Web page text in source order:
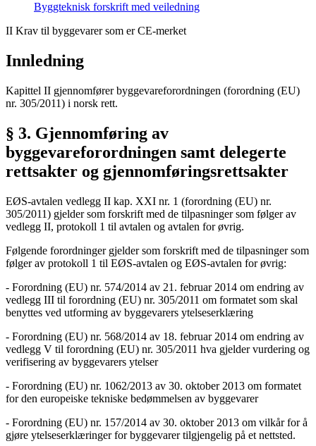
Byggteknisk forskrift med veiledning
II Krav til byggevarer som er CE-merket
Innledning
Kapittel II gjennomfører byggevareforordningen (forordning (EU)
nr. 305/2011) i norsk rett.
§ 3. Gjennomføring av
byggevareforordningen samt delegerte
rettsakter og gjennomføringsrettsakter
EØS-avtalen vedlegg II kap. XXI nr. 1 (forordning (EU) nr.
305/2011) gjelder som forskrift med de tilpasninger som følger av
vedlegg II, protokoll 1 til avtalen og avtalen for øvrig.
Følgende forordninger gjelder som forskrift med de tilpasninger som
følger av protokoll 1 til EØS-avtalen og EØS-avtalen for øvrig:
- Forordning (EU) nr. 574/2014 av 21. februar 2014 om endring av
vedlegg III til forordning (EU) nr. 305/2011 om formatet som skal
benyttes ved utforming av byggevarers ytelseserklæring
- Forordning (EU) nr. 568/2014 av 18. februar 2014 om endring av
vedlegg V til forordning (EU) nr. 305/2011 hva gjelder vurdering og
verifisering av byggevarers ytelser
- Forordning (EU) nr. 1062/2013 av 30. oktober 2013 om formatet
for den europeiske tekniske bedømmelsen av byggevarer
- Forordning (EU) nr. 157/2014 av 30. oktober 2013 om vilkår for å
gjøre ytelseserklæringer for byggevarer tilgjengelig på et nettsted.